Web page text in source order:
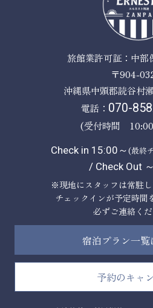
旅館業許可証：中部
〒904-
沖縄県中頭郡読谷村
電話： 070-
(受付時間
Check in 15:00～(最終
/ Check Out
※現地にスタッフは常駐し
チェックインが予定時間
必ずご連絡くだ
宿泊プラン一覧
予約のキャ